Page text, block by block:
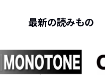
最新の読みもの